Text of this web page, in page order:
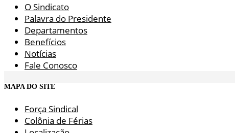
O Sindicato
Palavra do Presidente
Departamentos
Benefícios
Notícias
Fale Conosco
MAPA DO SITE
Força Sindical
Colônia de Férias